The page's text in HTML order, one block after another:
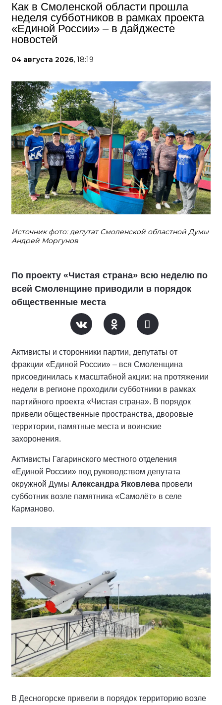
Как в Смоленской области прошла
неделя субботников в рамках проекта
«Единой России» – в дайджесте
новостей
04 августа 2026, 18:19
Источник фото: депутат Смоленской областной Думы
Андрей Моргунов
По проекту «Чистая страна» всю неделю по
всей Смоленщине приводили в порядок
общественные места
Активисты и сторонники партии, депутаты от
фракции «Единой России» – вся Смоленщина
присоединилась к масштабной акции: на протяжении
недели в регионе проходили субботники в рамках
партийного проекта «Чистая страна». В порядок
привели общественные пространства, дворовые
территории, памятные места и воинские
захоронения.
Активисты Гагаринского местного отделения
«Единой России» под руководством депутата
окружной Думы Александра Яковлева провели
субботник возле памятника «Самолёт» в селе
Карманово.
В Десногорске привели в порядок территорию возле